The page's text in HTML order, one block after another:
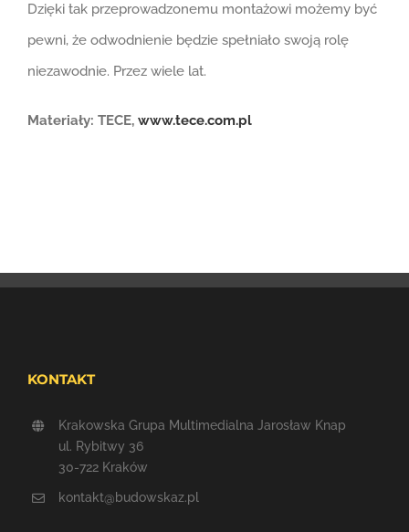
Dzięki tak przeprowadzonemu montażowi możemy być
pewni, że odwodnienie będzie spełniało swoją rolę
niezawodnie. Przez wiele lat.
Materiały: TECE, www.tece.com.pl
KONTAKT
Krakowska Grupa Multimedialna Jarosław Knap
ul. Rybitwy 36
30-722 Kraków
kontakt@budowskaz.pl